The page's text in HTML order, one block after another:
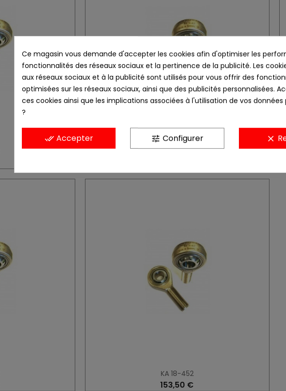
KA 12-452
KA 18-452
153,50 €
Ce magasin vous demande d'accepter les cookies afin d'optimiser les
fonctionnalités des réseaux sociaux et la pertinence de la publicité. Les
aux réseaux sociaux et à la publicité sont utilisés pour vous offrir des
optimisées sur les réseaux sociaux, ainsi que des publicités personnalisées.
ces cookies ainsi que les implications associées à l'utilisation de vos données
?
done_all Accepter tune Configurer clear